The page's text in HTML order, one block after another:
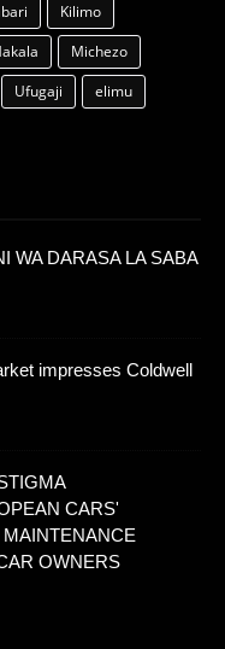
Kilimo
Michezo
Ufugaji
elimu
WA DARASA LA SABA
impresses Coldwell
CARS'
OWNERS